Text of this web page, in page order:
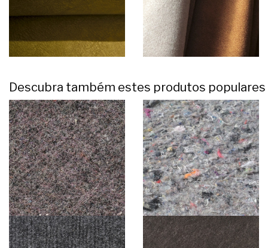
Descubra também estes produtos populares